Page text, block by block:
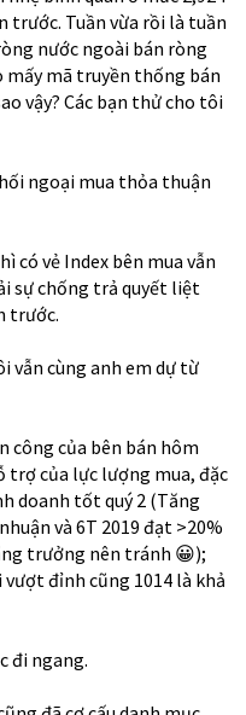
trước. Tuần vừa rồi là tuần
nước ngoài bán ròng
mấy mã truyền thống bán
vậy? Các bạn thử cho tôi
ngoại mua thỏa thuận
có vẻ Index bên mua vẫn
sự chống trả quyết liệt
trước.
vẫn cùng anh em dự từ
công của bên bán hôm
của lực lượng mua, đặc
doanh tốt quý 2 (Tăng
và 6T 2019 đạt >20%
trưởng nên tránh 😀);
đỉnh cũng 1014 là khả
đi ngang.